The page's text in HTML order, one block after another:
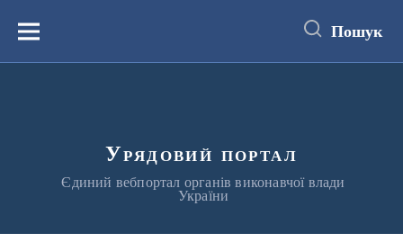
вмістуМеню Пошук
Урядовий портал
Єдиний вебпортал органів виконавчої влади
України